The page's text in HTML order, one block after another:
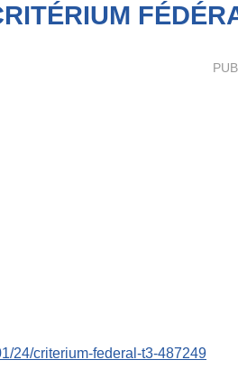
24/criterium-federal-t3-487249